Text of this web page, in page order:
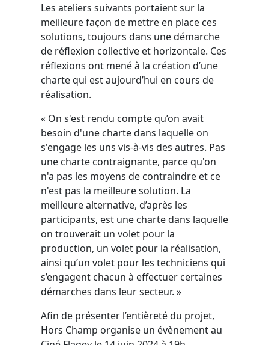
Les ateliers suivants portaient sur la
meilleure façon de mettre en place ces
solutions, toujours dans une démarche
de réflexion collective et horizontale. Ces
réflexions ont mené à la création d’une
charte qui est aujourd’hui en cours de
réalisation.
« On s'est rendu compte qu’on avait
besoin d'une charte dans laquelle on
s'engage les uns vis-à-vis des autres. Pas
une charte contraignante, parce qu'on
n'a pas les moyens de contraindre et ce
n'est pas la meilleure solution. La
meilleure alternative, d’après les
participants, est une charte dans laquelle
on trouverait un volet pour la
production, un volet pour la réalisation,
ainsi qu’un volet pour les techniciens qui
s’engagent chacun à effectuer certaines
démarches dans leur secteur. »
Afin de présenter l’entièreté du projet,
Hors Champ organise un évènement au